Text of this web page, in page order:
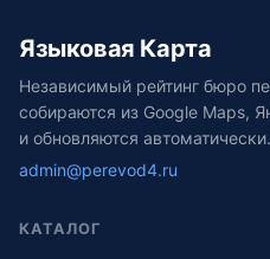
Языковая Карта
Независимый рейтинг бюро
собираются из Google Maps,
и обновляются автоматически.
admin@perevod4.ru
КАТАЛОГ